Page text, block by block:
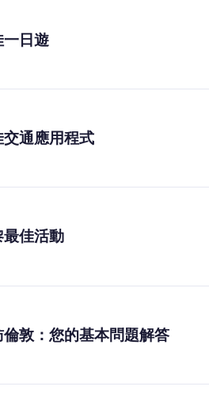
一日遊
交通應用程式
佳活動
敦：您的基本問題解答